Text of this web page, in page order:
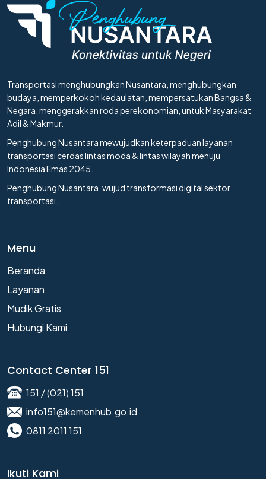
Transportasi menghubungkan Nusantara, menghubungkan
budaya, memperkokoh kedaulatan, mempersatukan Bangsa &
Negara, menggerakkan roda perekonomian, untuk Masyarakat
Adil & Makmur.
Penghubung Nusantara mewujudkan keterpaduan layanan
transportasi cerdas lintas moda & lintas wilayah menuju
Indonesia Emas 2045.
Penghubung Nusantara, wujud transformasi digital sektor
transportasi.
Menu
Beranda
Layanan
Mudik Gratis
Hubungi Kami
Contact Center 151
151 / (021) 151
info151@kemenhub.go.id
0811 2011 151
Ikuti Kami